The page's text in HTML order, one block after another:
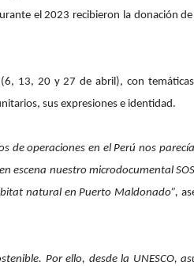
el 2023 recibieron la donación
13, 20 y 27 de abril), con
sus expresiones e identidad.
de operaciones en el Perú nos
escena nuestro microdocumental
natural en Puerto Maldonado”,
Por ello, desde la UNESCO,